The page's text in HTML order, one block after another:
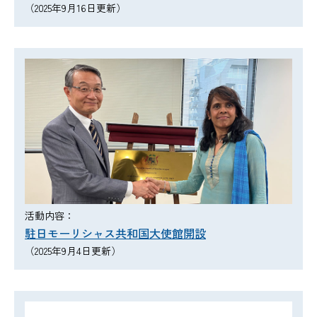
（2025年9月16日更新）
活動内容：
駐日モーリシャス共和国大使館開設
（2025年9月4日更新）